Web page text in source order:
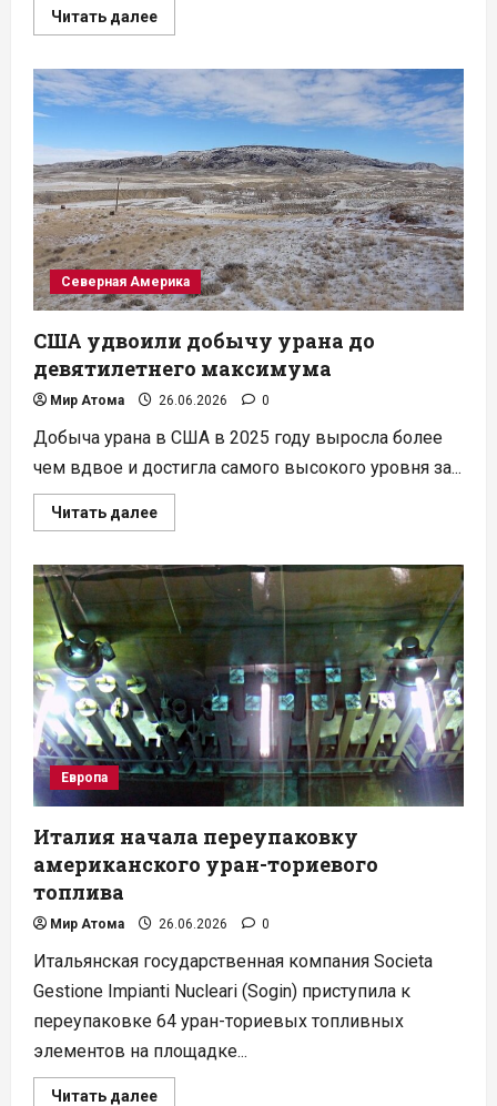
Читать далееПрочитать
больше
ЛЭП
для
Запорожской
могут
включить
после
ремонта
Северная Америка
США удвоили добычу урана до
девятилетнего максимума
Мир Атома 26.06.2026 0
Добыча урана в США в 2025 году выросла более
чем вдвое и достигла самого высокого уровня за...
Читать далееПрочитать
больше
удвоили
добычу
урана
до
девятилетнего
максимума
Европа
Италия начала переупаковку
американского уран-ториевого
топлива
Мир Атома 26.06.2026 0
Итальянская государственная компания Societa
Gestione Impianti Nucleari (Sogin) приступила к
переупаковке 64 уран-ториевых топливных
элементов на площадке...
Читать далееПрочитать